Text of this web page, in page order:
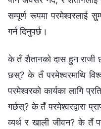
सम्पूर्ण रूपमा परमेश्‍वरलाई
गर्न दिनुपर्छ।
के तँ शैतानको दास हुन राजी
छस्? के तँ परमेश्‍वरमाथि
परमेश्‍वरको कार्यका लागि
गर्छस्? के तँ परमेश्‍वरद्वारा
व्यर्थ र खाली जीवन? के तँ